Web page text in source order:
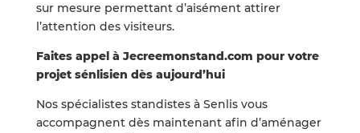
sur mesure permettant d’aisément attirer
l’attention des visiteurs.
Faites appel à Jecreemonstand.com pour votre
projet sénlisien dès aujourd’hui
Nos spécialistes standistes à Senlis vous
accompagnent dès maintenant afin d’aménager